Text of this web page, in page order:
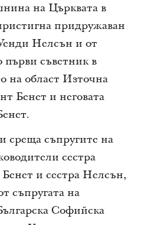
на Църквата в
придружаван
Нелсън и от
съветник в
на област Източна
Бенет и неговата
среща съпругите на
сестра
Бенет и сестра Нелсън,
съпругата на
Софийска